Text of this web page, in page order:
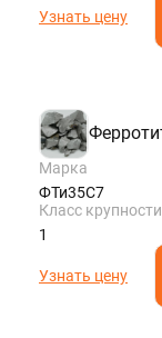
Узнать цену
Марка
ФТи35С7
Класс крупности
1
Узнать цену